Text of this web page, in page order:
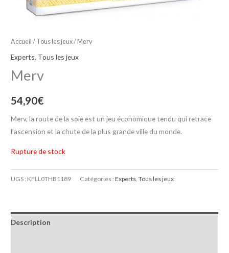
Accueil / Tous les jeux/ Merv
Experts, Tous les jeux
Merv
54,90€
Merv, la route de la soie est un jeu économique tendu qui retrace
l’ascension et la chute de la plus grande ville du monde.
Rupture de stock
UGS : KFLL0THB1189 Catégories :Experts ,Tous les jeux
Description